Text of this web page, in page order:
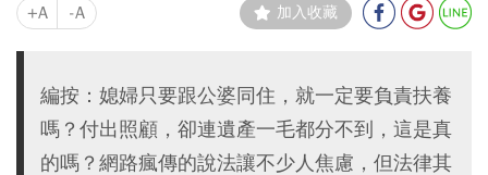
+A -A 加入收藏
編按：媳婦只要跟公婆同住，就一定要負責扶養
嗎？付出照顧，卻連遺產一毛都分不到，這是真
的嗎？網路瘋傳的說法讓不少人焦慮，但法律其